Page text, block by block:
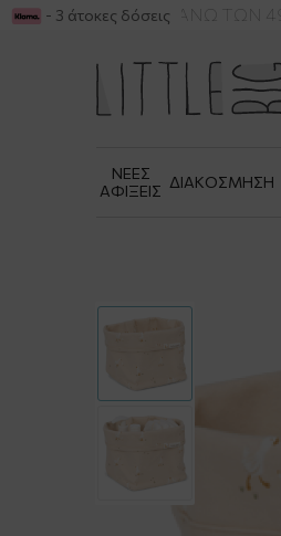
ΓΙΑ ΑΓΟΡΕΣ ΑΝΩ ΤΩΝ 49€
- 3 άτοκες δόσεις
ΝΕΕΣ
ΑΦΙΞΕΙΣ ΔΙΑΚΟΣΜΗΣΗ